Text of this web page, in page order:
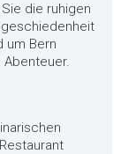
die ruhigen
um Bern